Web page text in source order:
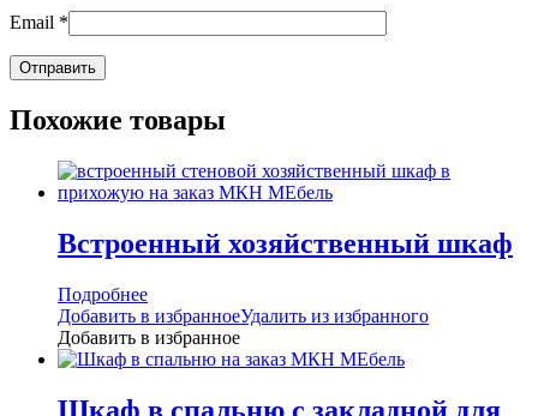
Email *
Похожие товары
Встроенный хозяйственный шкаф
Подробнее
Добавить в избранноеУдалить из избранного
Добавить в избранное
Шкаф в спальню с закладной для